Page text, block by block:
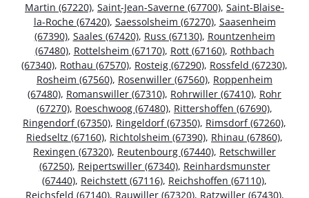
Martin (67220), Saint-Jean-Saverne (67700), Saint-Blaise-
la-Roche (67420), Saessolsheim (67270), Saasenheim
(67390), Saales (67420), Russ (67130), Rountzenheim
(67480), Rottelsheim (67170), Rott (67160), Rothbach
(67340), Rothau (67570), Rosteig (67290), Rossfeld (67230),
Rosheim (67560), Rosenwiller (67560), Roppenheim
(67480), Romanswiller (67310), Rohrwiller (67410), Rohr
(67270), Roeschwoog (67480), Rittershoffen (67690),
Ringendorf (67350), Ringeldorf (67350), Rimsdorf (67260),
Riedseltz (67160), Richtolsheim (67390), Rhinau (67860),
Rexingen (67320), Reutenbourg (67440), Retschwiller
(67250), Reipertswiller (67340), Reinhardsmunster
(67440), Reichstett (67116), Reichshoffen (67110),
Reichsfeld (67140), Rauwiller (67320), Ratzwiller (67430),